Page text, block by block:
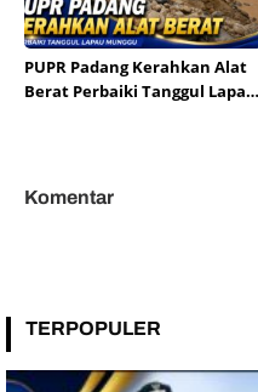
PUPR Padang Kerahkan Alat
Berat Perbaiki Tanggul Lapau
Komentar
TERPOPULER